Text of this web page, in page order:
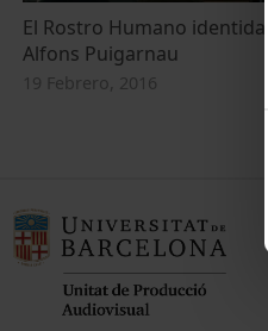
El Rostro Humano
Alfons Puigarnau
19 Febrero, 2016